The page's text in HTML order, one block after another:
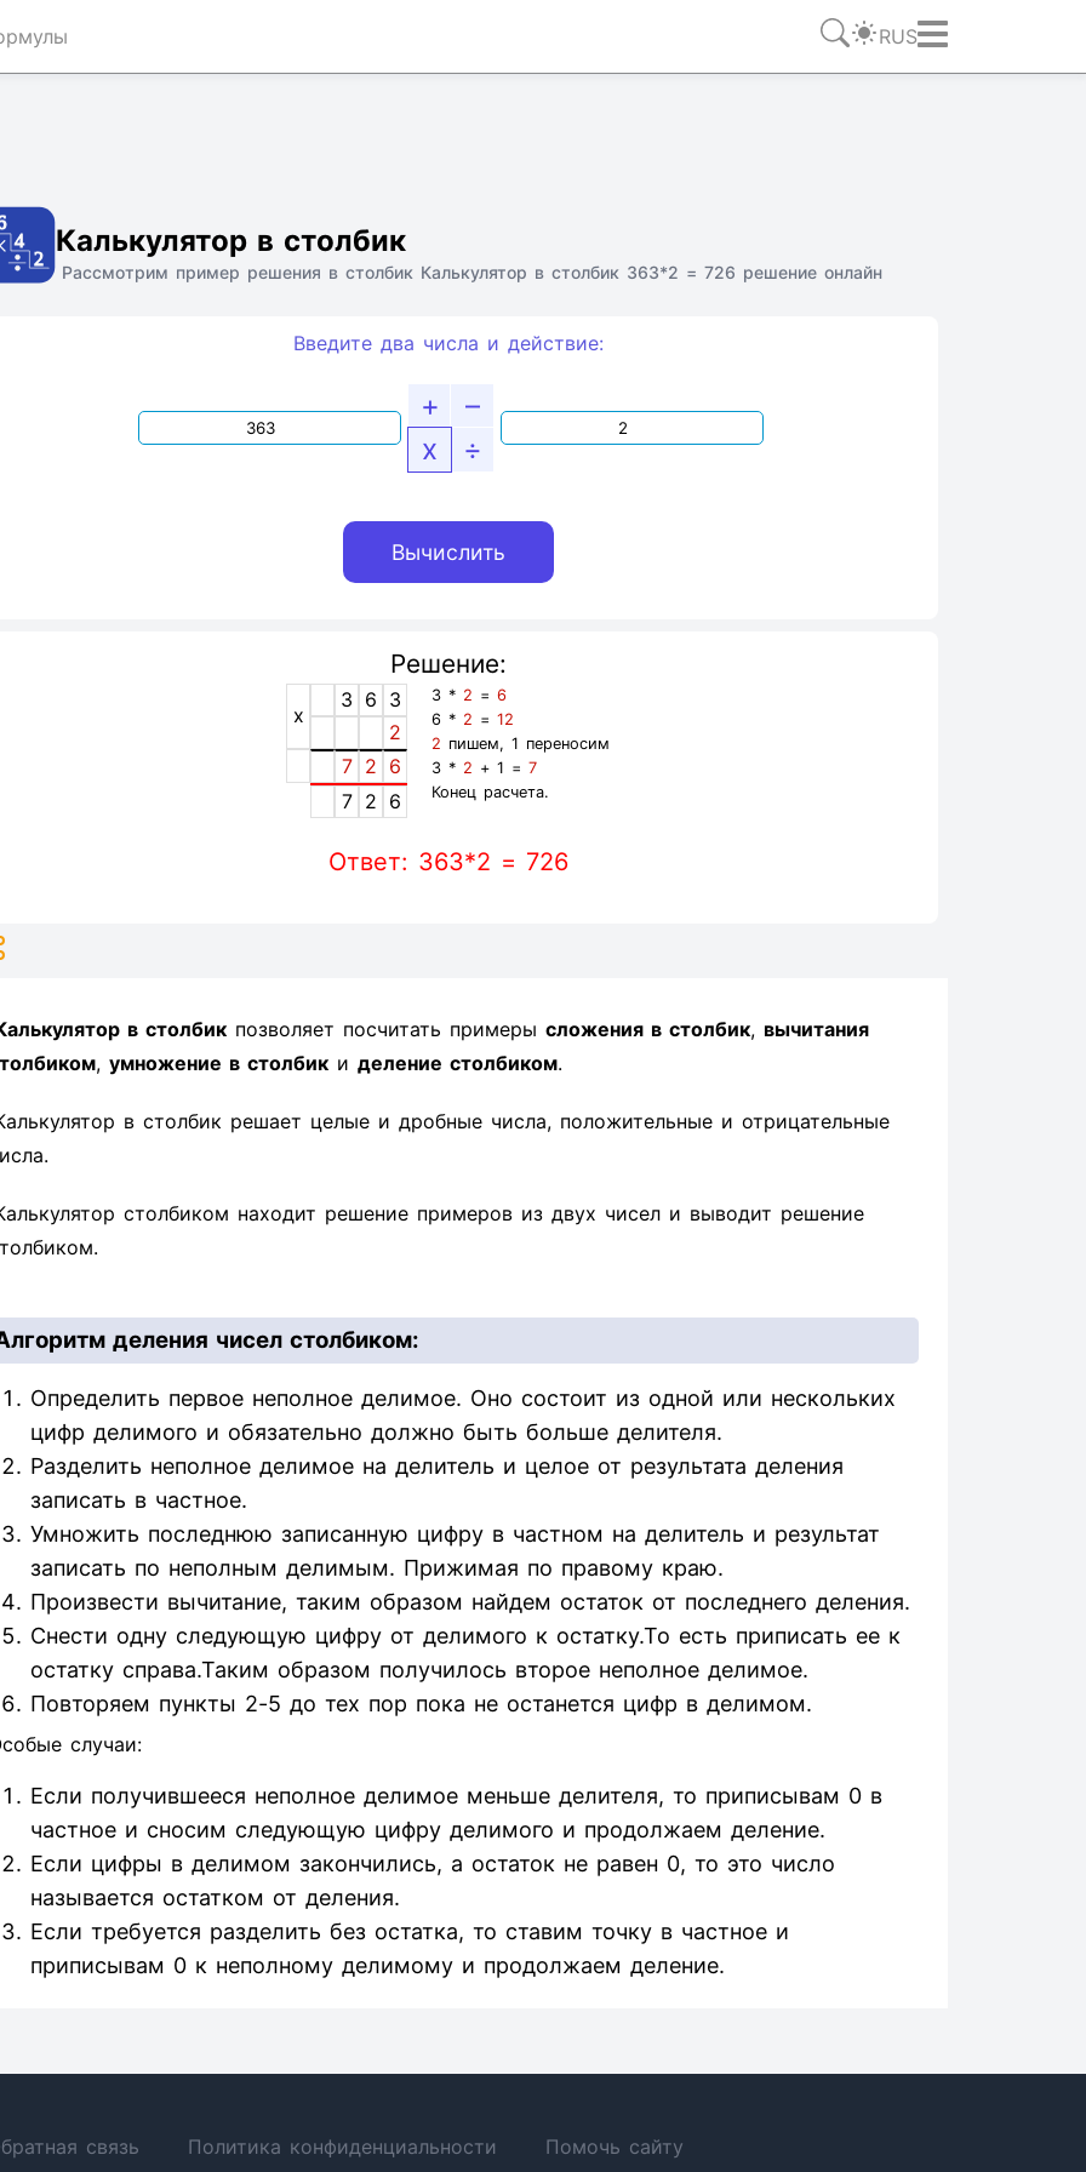
RUS
Калькулятор в столбик
Рассмотрим пример решения в столбик Калькулятор в столбик 363*2 = 726 решение онлайн
Введите два числа и действие:
+
–
x
÷
Решение:
x
3 6 3
2
7 2 6
7 2 6
3 * 2 =6
6 * 2 =12
2 пишем, 1 переносим
3 * 2 + 1 =7
Конец расчета.
Ответ: 363*2 = 726
в столбик позволяет посчитать примеры сложения в столбик, вычитания
, умножение в столбик и деление столбиком.
в столбик решает целые и дробные числа, положительные и отрицательные
столбиком находит решение примеров из двух чисел и выводит решение
деления чисел столбиком:
Определить первое неполное делимое. Оно состоит из одной или нескольких
цифр делимого и обязательно должно быть больше делителя.
Разделить неполное делимое на делитель и целое от результата деления
записать в частное.
Умножить последнюю записанную цифру в частном на делитель и результат
записать по неполным делимым. Прижимая по правому краю.
Произвести вычитание, таким образом найдем остаток от последнего деления.
Снести одну следующую цифру от делимого к остатку.То есть приписать ее к
остатку справа.Таким образом получилось второе неполное делимое.
Повторяем пункты 2-5 до тех пор пока не останется цифр в делимом.
случаи:
Если получившееся неполное делимое меньше делителя, то приписывам 0 в
частное и сносим следующую цифру делимого и продолжаем деление.
Если цифры в делимом закончились, а остаток не равен 0, то это число
называется остатком от деления.
Если требуется разделить без остатка, то ставим точку в частное и
приписывам 0 к неполному делимому и продолжаем деление.
связь Политика конфиденциальности Помочь сайту